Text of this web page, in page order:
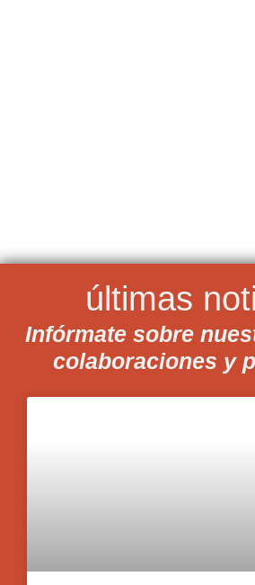
últimas
Infórmate sobre
colaboraciones y